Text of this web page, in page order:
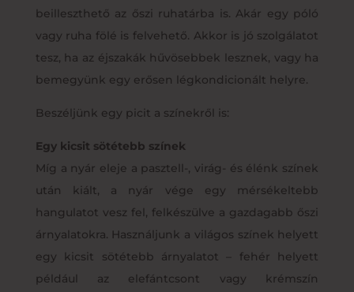
beilleszthető az őszi ruhatárba is. Akár egy póló
vagy ruha fölé is felvehető. Akkor is jó szolgálatot
tesz, ha az éjszakák hűvösebbek lesznek, vagy ha
bemegyünk egy erősen légkondicionált helyre.
Beszéljünk egy picit a színekről is:
Egy kicsit sötétebb színek
Míg a nyár eleje a pasztell-, virág- és élénk színek
után kiált, a nyár vége egy mérsékeltebb
hangulatot vesz fel, felkészülve a gazdagabb őszi
árnyalatokra. Használjunk a világos színek helyett
egy kicsit sötétebb árnyalatot – fehér helyett
például az elefántcsont vagy krémszín